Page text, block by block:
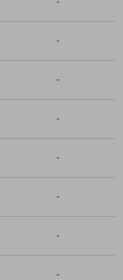
-
-
-
-
-
-
-